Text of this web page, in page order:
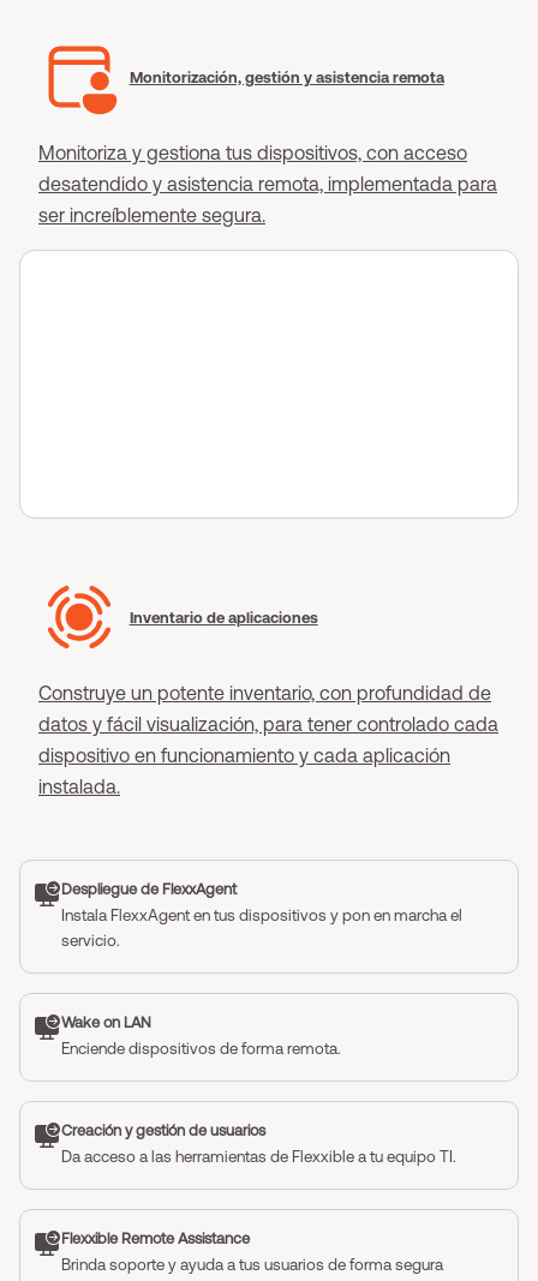
Monitorización, gestión y asistencia remota
Monitoriza y gestiona tus dispositivos, con acceso
desatendido y asistencia remota, implementada para
ser increíblemente segura.
Inventario de aplicaciones
Construye un potente inventario, con profundidad de
datos y fácil visualización, para tener controlado cada
dispositivo en funcionamiento y cada aplicación
instalada.
Despliegue de FlexxAgent
Instala FlexxAgent en tus dispositivos y pon en marcha el
servicio.
Wake on LAN
Enciende dispositivos de forma remota.
Creación y gestión de usuarios
Da acceso a las herramientas de Flexxible a tu equipo TI.
Flexxible Remote Assistance
Brinda soporte y ayuda a tus usuarios de forma segura